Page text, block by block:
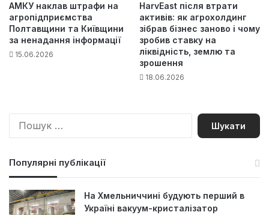
АМКУ наклав штрафи на
агропідприємства
Полтавщини та Київщини
за ненадання інформації
15.06.2026
HarvEast після втрати
активів: як агрохолдинг
зібрав бізнес заново і чому
зробив ставку на
ліквідність, землю та
зрошення
18.06.2026
П
Популярні публікації
На Хмельниччині будують перший в
Україні вакуум-кристалізатор